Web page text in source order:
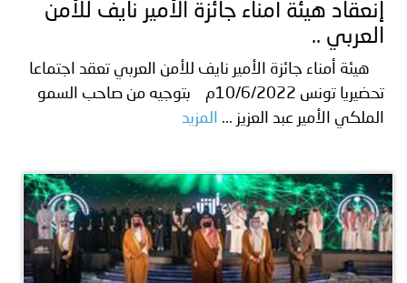
إنعقاد هيئة أمناء جائزة الأمير نايف للأمن
العربي ..
هيئة أمناء جائزة الأمير نايف للأمن العربي تعقد اجتماعا
تحضيريا تونس 10/6/2022م بتوجيه من صاحب السمو
الملكي الأمير عبد العزيز ...
المزيد